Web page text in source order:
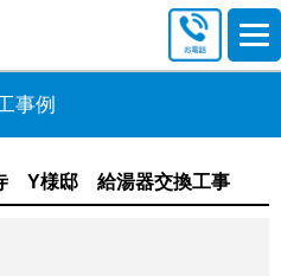
事例
Y様邸 給湯器交換工事